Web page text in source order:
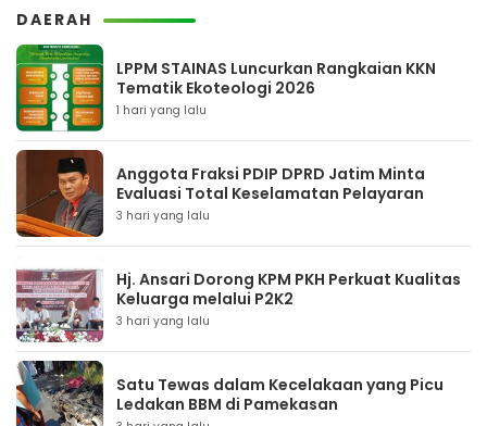
DAERAH
LPPM STAINAS Luncurkan Rangkaian KKN
Tematik Ekoteologi 2026
1 hari yang lalu
Anggota Fraksi PDIP DPRD Jatim Minta
Evaluasi Total Keselamatan Pelayaran
3 hari yang lalu
Hj. Ansari Dorong KPM PKH Perkuat Kualitas
Keluarga melalui P2K2
3 hari yang lalu
Satu Tewas dalam Kecelakaan yang Picu
Ledakan BBM di Pamekasan